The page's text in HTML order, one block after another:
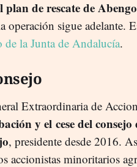
de rescate de
operación sigue adelante.
de la Junta de Andalucía.
Extraordinaria de
y el cese del
, presidente desde 2016.
accionistas minoritarios